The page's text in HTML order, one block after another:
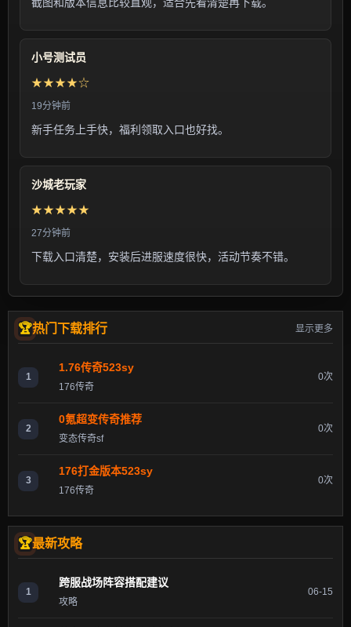
小号测试员
★★★★☆
19分钟前
新手任务上手快，福利领取入口也好找。
沙城老玩家
★★★★★
27分钟前
下载入口清楚，安装后进服速度很快，活动节奏不错。
热门下载排行 显示更多
1
1.76传奇523sy
176传奇
0次
2
0氪超变传奇推荐
变态传奇sf
0次
3
176打金版本523sy
176传奇
0次
最新攻略
1
跨服战场阵容搭配建议
攻略
06-15